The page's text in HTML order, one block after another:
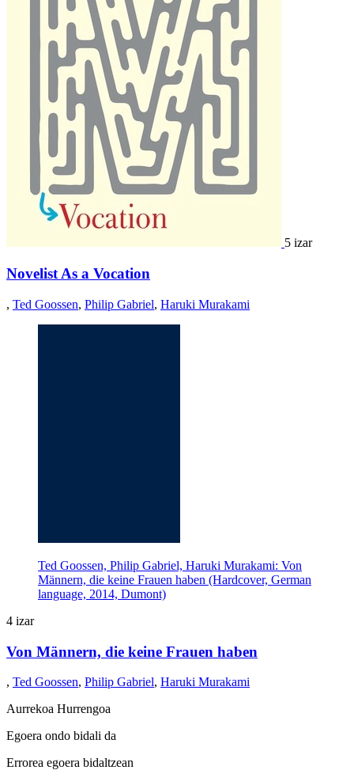
5 izar
Novelist As a Vocation
, Ted Goossen, Philip Gabriel, Haruki Murakami
Ted Goossen, Philip Gabriel, Haruki Murakami: Von
Männern, die keine Frauen haben (Hardcover, German
language, 2014, Dumont)
4 izar
Von Männern, die keine Frauen haben
, Ted Goossen, Philip Gabriel, Haruki Murakami
Aurrekoa Hurrengoa
Egoera ondo bidali da
Errorea egoera bidaltzean